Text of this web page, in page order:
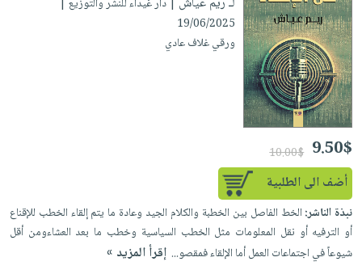
| دار غيداء للنشر والتوزيع |
19/06/2025
ورقي غلاف عادي
9.50$
10.00$
أضف الى الطلبية
نبذة الناشر: الخط الفاصل بين الخطبة والكلام الجيد وعادة ما يتم إلقاء الخطب للإقناع
أو الترفيه أو نقل المعلومات مثل الخطب السياسية وخطب ما بعد العشاءومن أقل
شيوعاً في اجتماعات العمل أما الإلقاء فمقصو... إقرأ المزيد »